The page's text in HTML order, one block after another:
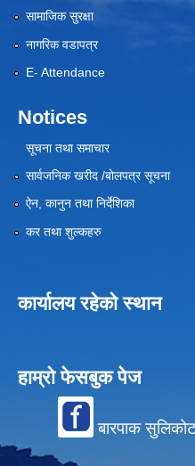
सामाजिक सुरक्षा
नागरिक वडापत्र
E- Attendance
Notices
सूचना तथा समाचार
सार्वजनिक खरीद /बोलपत्र सूचना
ऐन, कानुन तथा निर्देशिका
कर तथा शुल्कहरु
कार्यालय रहेको स्थान
हाम्रो फेसबुक पेज
बारपाक